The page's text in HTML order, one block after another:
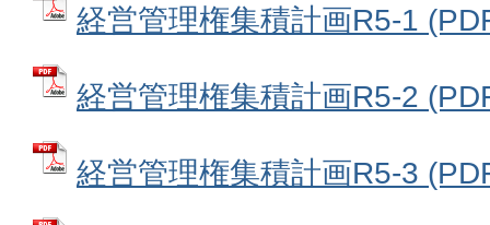
経営管理権集積計画R5-1
経営管理権集積計画R5-2
経営管理権集積計画R5-3